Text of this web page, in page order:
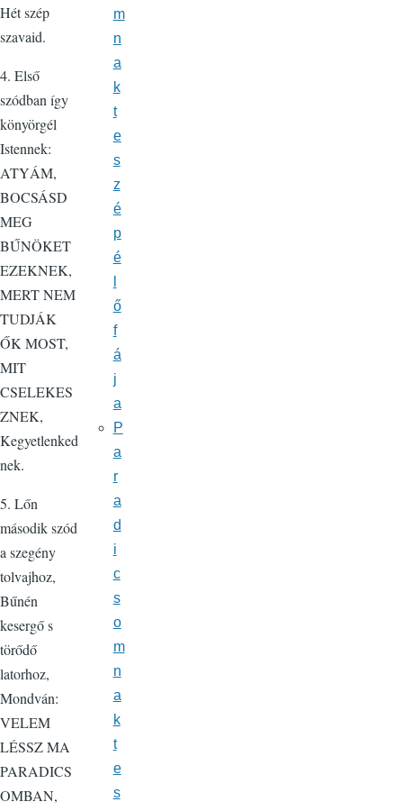
Hét szép
szavaid.
4. Első
szódban így
könyörgél
Istennek:
ATYÁM,
BOCSÁSD
MEG
BŰNÖKET
EZEKNEK,
MERT NEM
TUDJÁK
ŐK MOST,
MIT
CSELEKES
ZNEK,
Kegyetlenked
nek.
5. Lőn
második szód
a szegény
tolvajhoz,
Bűnén
kesergő s
törődő
latorhoz,
Mondván:
VELEM
LÉSSZ MA
PARADICS
OMBAN,
m
n
a
k
t
e
s
z
é
p
é
ő
f
á
j
a
P
a
r
a
d
i
c
s
o
m
n
a
k
t
e
s